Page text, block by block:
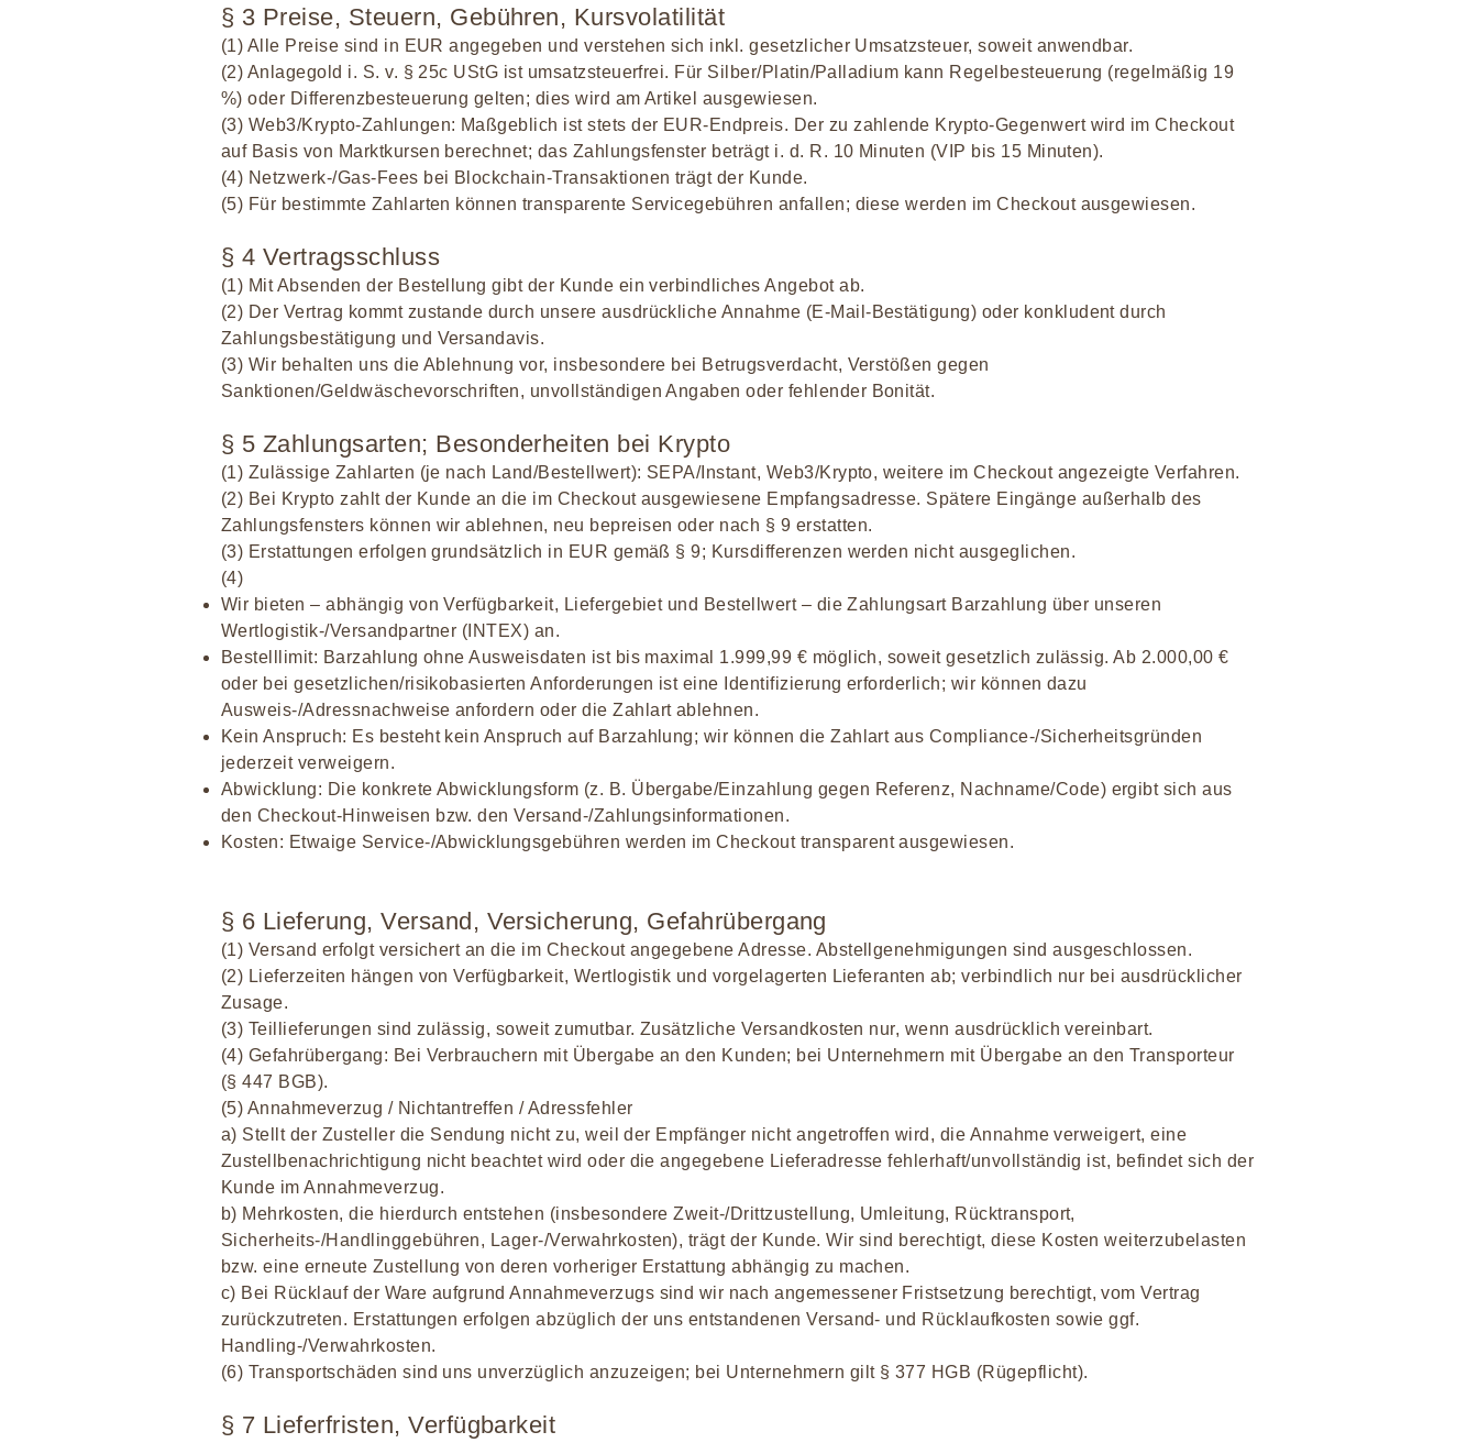
§ 3 Preise, Steuern, Gebühren, Kursvolatilität
(1) Alle Preise sind in EUR angegeben und verstehen sich inkl. gesetzlicher Umsatzsteuer, soweit anwendbar.
(2) Anlagegold i. S. v. § 25c UStG ist umsatzsteuerfrei. Für Silber/Platin/Palladium kann Regelbesteuerung (regelmäßig 19
%) oder Differenzbesteuerung gelten; dies wird am Artikel ausgewiesen.
(3) Web3/Krypto-Zahlungen: Maßgeblich ist stets der EUR-Endpreis. Der zu zahlende Krypto-Gegenwert wird im Checkout
auf Basis von Marktkursen berechnet; das Zahlungsfenster beträgt i. d. R. 10 Minuten (VIP bis 15 Minuten).
(4) Netzwerk-/Gas-Fees bei Blockchain-Transaktionen trägt der Kunde.
(5) Für bestimmte Zahlarten können transparente Servicegebühren anfallen; diese werden im Checkout ausgewiesen.
§ 4 Vertragsschluss
(1) Mit Absenden der Bestellung gibt der Kunde ein verbindliches Angebot ab.
(2) Der Vertrag kommt zustande durch unsere ausdrückliche Annahme (E-Mail-Bestätigung) oder konkludent durch
Zahlungsbestätigung und Versandavis.
(3) Wir behalten uns die Ablehnung vor, insbesondere bei Betrugsverdacht, Verstößen gegen
Sanktionen/Geldwäschevorschriften, unvollständigen Angaben oder fehlender Bonität.
§ 5 Zahlungsarten; Besonderheiten bei Krypto
(1) Zulässige Zahlarten (je nach Land/Bestellwert): SEPA/Instant, Web3/Krypto, weitere im Checkout angezeigte Verfahren.
(2) Bei Krypto zahlt der Kunde an die im Checkout ausgewiesene Empfangsadresse. Spätere Eingänge außerhalb des
Zahlungsfensters können wir ablehnen, neu bepreisen oder nach § 9 erstatten.
(3) Erstattungen erfolgen grundsätzlich in EUR gemäß § 9; Kursdifferenzen werden nicht ausgeglichen.
(4)
Wir bieten – abhängig von Verfügbarkeit, Liefergebiet und Bestellwert – die Zahlungsart Barzahlung über unseren
Wertlogistik-/Versandpartner (INTEX) an.
Bestelllimit: Barzahlung ohne Ausweisdaten ist bis maximal 1.999,99 € möglich, soweit gesetzlich zulässig. Ab 2.000,00 €
oder bei gesetzlichen/risikobasierten Anforderungen ist eine Identifizierung erforderlich; wir können dazu
Ausweis-/Adressnachweise anfordern oder die Zahlart ablehnen.
Kein Anspruch: Es besteht kein Anspruch auf Barzahlung; wir können die Zahlart aus Compliance-/Sicherheitsgründen
jederzeit verweigern.
Abwicklung: Die konkrete Abwicklungsform (z. B. Übergabe/Einzahlung gegen Referenz, Nachname/Code) ergibt sich aus
den Checkout-Hinweisen bzw. den Versand-/Zahlungsinformationen.
Kosten: Etwaige Service-/Abwicklungsgebühren werden im Checkout transparent ausgewiesen.
§ 6 Lieferung, Versand, Versicherung, Gefahrübergang
(1) Versand erfolgt versichert an die im Checkout angegebene Adresse. Abstellgenehmigungen sind ausgeschlossen.
(2) Lieferzeiten hängen von Verfügbarkeit, Wertlogistik und vorgelagerten Lieferanten ab; verbindlich nur bei ausdrücklicher
Zusage.
(3) Teillieferungen sind zulässig, soweit zumutbar. Zusätzliche Versandkosten nur, wenn ausdrücklich vereinbart.
(4) Gefahrübergang: Bei Verbrauchern mit Übergabe an den Kunden; bei Unternehmern mit Übergabe an den Transporteur
(§ 447 BGB).
(5) Annahmeverzug / Nichtantreffen / Adressfehler
a) Stellt der Zusteller die Sendung nicht zu, weil der Empfänger nicht angetroffen wird, die Annahme verweigert, eine
Zustellbenachrichtigung nicht beachtet wird oder die angegebene Lieferadresse fehlerhaft/unvollständig ist, befindet sich der
Kunde im Annahmeverzug.
b) Mehrkosten, die hierdurch entstehen (insbesondere Zweit-/Drittzustellung, Umleitung, Rücktransport,
Sicherheits-/Handlinggebühren, Lager-/Verwahrkosten), trägt der Kunde. Wir sind berechtigt, diese Kosten weiterzubelasten
bzw. eine erneute Zustellung von deren vorheriger Erstattung abhängig zu machen.
c) Bei Rücklauf der Ware aufgrund Annahmeverzugs sind wir nach angemessener Fristsetzung berechtigt, vom Vertrag
zurückzutreten. Erstattungen erfolgen abzüglich der uns entstandenen Versand- und Rücklaufkosten sowie ggf.
Handling-/Verwahrkosten.
(6) Transportschäden sind uns unverzüglich anzuzeigen; bei Unternehmern gilt § 377 HGB (Rügepflicht).
§ 7 Lieferfristen, Verfügbarkeit